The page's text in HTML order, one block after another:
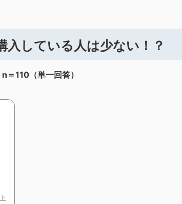
入している人は少ない！？
110（単一回答）